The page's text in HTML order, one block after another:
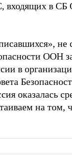
входящих в
не
ООН
в
оказалась
на том,